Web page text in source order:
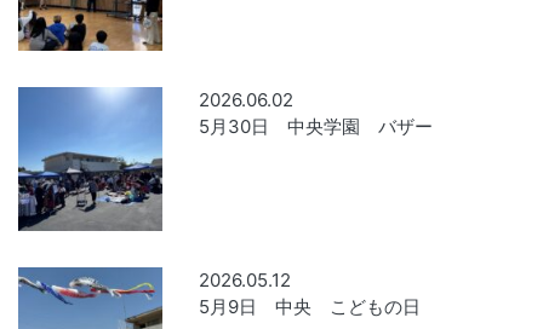
2026.06.02
5月30日 中央学園 バザー
2026.05.12
5月9日 中央 こどもの日